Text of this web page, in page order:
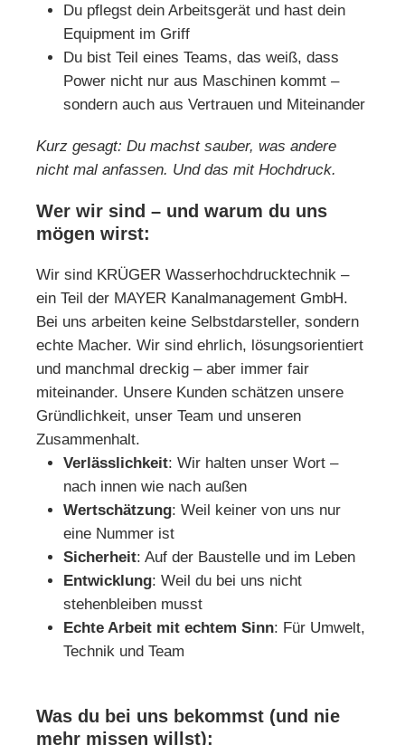
Du pflegst dein Arbeitsgerät und hast dein
Equipment im Griff
Du bist Teil eines Teams, das weiß, dass
Power nicht nur aus Maschinen kommt –
sondern auch aus Vertrauen und Miteinander
Kurz gesagt: Du machst sauber, was andere
nicht mal anfassen. Und das mit Hochdruck.
Wer wir sind – und warum du uns
mögen wirst:
Wir sind KRÜGER Wasserhochdrucktechnik –
ein Teil der MAYER Kanalmanagement GmbH.
Bei uns arbeiten keine Selbstdarsteller, sondern
echte Macher. Wir sind ehrlich, lösungsorientiert
und manchmal dreckig – aber immer fair
miteinander. Unsere Kunden schätzen unsere
Gründlichkeit, unser Team und unseren
Zusammenhalt.
Verlässlichkeit: Wir halten unser Wort –
nach innen wie nach außen
Wertschätzung: Weil keiner von uns nur
eine Nummer ist
Sicherheit: Auf der Baustelle und im Leben
Entwicklung: Weil du bei uns nicht
stehenbleiben musst
Echte Arbeit mit echtem Sinn: Für Umwelt,
Technik und Team
Was du bei uns bekommst (und nie
mehr missen willst):